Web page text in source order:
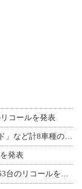
コールを発表
【ハーレー】「スポーツスターS」「ロードグライド」など計8車種のリコールを発表
発表
【トライアンフ】ボンネビル T100 など6車種計3,753台のリコールを発表